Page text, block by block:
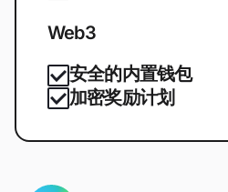
Web3
安全的内置钱包
加密奖励计划